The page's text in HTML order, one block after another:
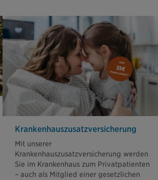
Krankenhaus­zusatz­versicherung
Mit unserer
Krankenhauszusatzversicherung werden
Sie im Krankenhaus zum Privatpatienten
– auch als Mitglied einer gesetzlichen